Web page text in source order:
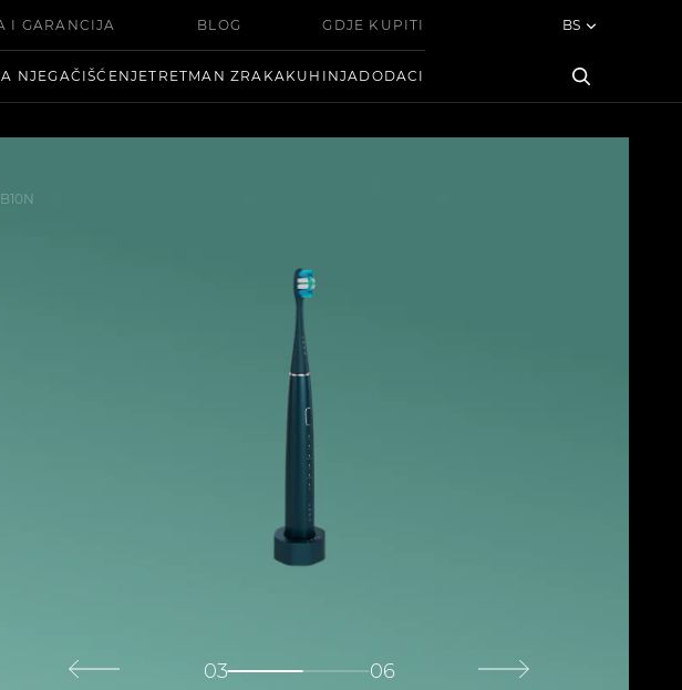
I GARANCIJA BLOG GDJE KUPITI
NJEGAČIŠĆENJETRETMAN ZRAKAKUHINJADODACI
BS
03 06